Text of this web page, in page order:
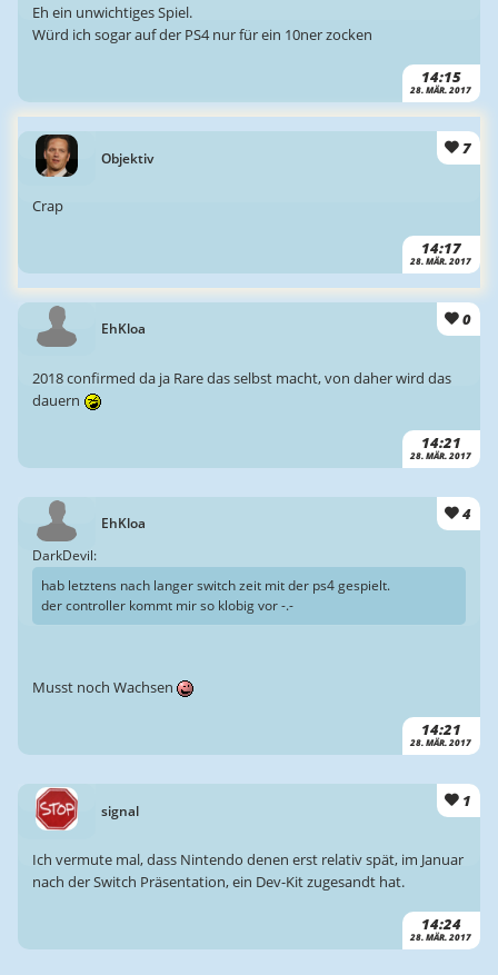
14:15
28. MÄR. 2017
Eh ein unwichtiges Spiel.
Würd ich sogar auf der PS4 nur für ein 10ner zocken
Objektiv
7
14:17
28. MÄR. 2017
Crap
EhKloa 0
14:21
28. MÄR. 2017
2018 confirmed da ja Rare das selbst macht, von daher wird das
dauern
EhKloa 4
14:21
28. MÄR. 2017
DarkDevil:
hab letztens nach langer switch zeit mit der ps4 gespielt.
der controller kommt mir so klobig vor -.-
Musst noch Wachsen
signal
1
14:24
28. MÄR. 2017
Ich vermute mal, dass Nintendo denen erst relativ spät, im Januar
nach der Switch Präsentation, ein Dev-Kit zugesandt hat.